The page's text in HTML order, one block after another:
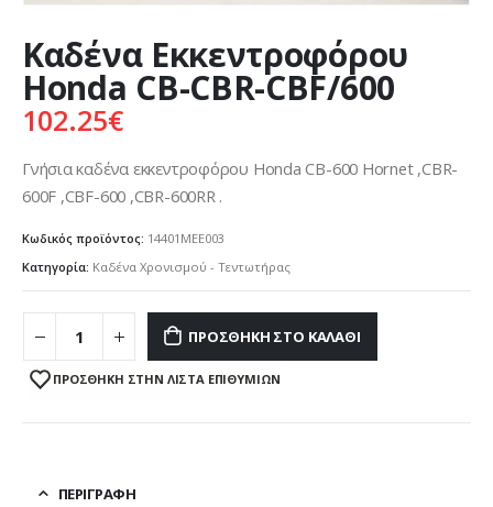
Καδένα Εκκεντροφόρου
Honda CB-CBR-CBF/600
102.25€
Γνήσια καδένα εκκεντροφόρου Honda CB-600 Hornet ,CBR-
600F ,CBF-600 ,CBR-600RR .
Κωδικός προϊόντος: 14401MEE003
Κατηγορία: Καδένα Χρονισμού - Τεντωτήρας
ΠΡΟΣΘΉΚΗ ΣΤΟ ΚΑΛΆΘΙ
ΠΡΌΣΘΉΚΗ ΣΤΗΝ ΛΊΣΤΑ ΕΠΙΘΥΜΙΏΝ
ΠΕΡΙΓΡΑΦΉ